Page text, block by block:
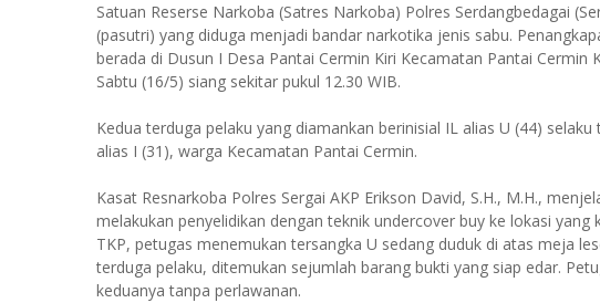
Satuan Reserse Narkoba (Satres Narkoba) Polres Serdangbedagai
(pasutri) yang diduga menjadi bandar narkotika jenis sabu.
berada di Dusun I Desa Pantai Cermin Kiri Kecamatan Pantai Cermin
Sabtu (16/5) siang sekitar pukul 12.30 WIB.
Kedua terduga pelaku yang diamankan berinisial IL alias U (44)
alias I (31), warga Kecamatan Pantai Cermin.
Kasat Resnarkoba Polres Sergai AKP Erikson David, S.H., M.H.,
melakukan penyelidikan dengan teknik undercover buy ke lokasi
TKP, petugas menemukan tersangka U sedang duduk di atas meja
terduga pelaku, ditemukan sejumlah barang bukti yang siap edar.
keduanya tanpa perlawanan.